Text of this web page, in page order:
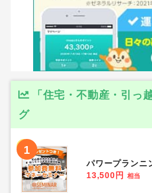
「住宅・不動産・引っ
グ
1
パワープランニ
13,500円
相当